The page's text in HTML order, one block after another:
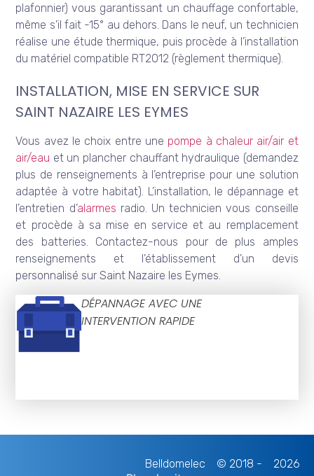
plafonnier) vous garantissant un chauffage confortable,
même s’il fait -15° au dehors. Dans le neuf, un technicien
réalise une étude thermique, puis procède à l’installation
du matériel compatible RT2012 (règlement thermique).
INSTALLATION, MISE EN SERVICE SUR
SAINT NAZAIRE LES EYMES
Vous avez le choix entre une pompe à chaleur air/air et
air/eau et un plancher chauffant hydraulique (demandez
plus de renseignements à l’entreprise pour une solution
adaptée à votre habitat). L’installation, le dépannage et
l’entretien d’alarmes radio. Un technicien vous conseille
et procède à sa mise en service et au remplacement
des batteries. Contactez-nous pour de plus amples
renseignements et l’établissement d’un devis
personnalisé sur Saint Nazaire les Eymes.
DÉPANNAGE AVEC UNE
INTERVENTION RAPIDE
Belldomelec © 2018 - 2026